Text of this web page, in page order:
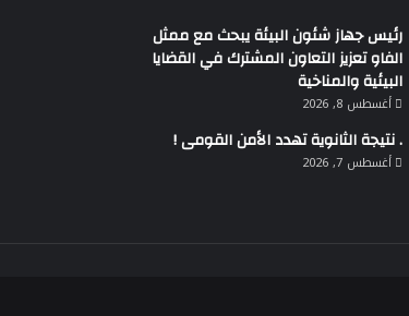
رئيس جهاز شئون البيئة يبحث مع ممثل
الفاو تعزيز التعاون المشترك في القضايا
البيئية والمناخية
أغسطس 8, 2026
. نتيجة الثانوية تهدد الأمن القومى !
أغسطس 7, 2026